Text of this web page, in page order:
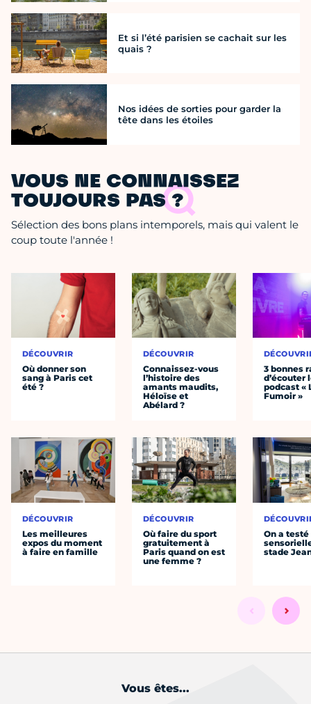
Et si l’été parisien se cachait sur les
quais ?
Nos idées de sorties pour garder la
tête dans les étoiles
VOUS NE CONNAISSEZ
TOUJOURS PAS ?
Sélection des bons plans intemporels, mais qui valent le
coup toute l'année !
DÉCOUVRIR
Où donner son
sang à Paris cet
été ?
DÉCOUVRIR
Les meilleures
expos du moment
à faire en famille
DÉCOUVRIR
Connaissez-vous
l’histoire des
amants maudits,
Héloïse et
Abélard ?
DÉCOUVRIR
Où faire du sport
gratuitement à
Paris quand on est
une femme ?
3 bonnes
d’écouter
podcast «
Fumoir »
On a
stade
Vous êtes...